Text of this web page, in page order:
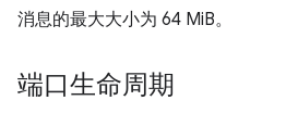
消息的最大大小为 64 MiB。
端口生命周期